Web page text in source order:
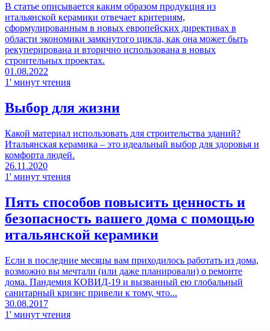
В статье описывается каким образом продукция из
итальянской керамики отвечает критериям,
сформулированным в новых европейских директивах в
области экономики замкнутого цикла, как она может быть
рекуперирована и вторично использована в новых
строительных проектах.
01.08.2022
1' минут чтения
Выбор для жизни
Какой материал использовать для строительства зданий?
Итальянская керамика – это идеальный выбор для здоровья и
комфорта людей.
26.11.2020
1' минут чтения
Пять способов повысить ценность и
безопасность вашего дома с помощью
итальянской керамики
Если в последние месяцы вам приходилось работать из дома,
возможно вы мечтали (или даже планировали) о ремонте
дома. Пандемия КОВИД-19 и вызванный ею глобальный
санитарный кризис привели к тому, что...
30.08.2017
1' минут чтения